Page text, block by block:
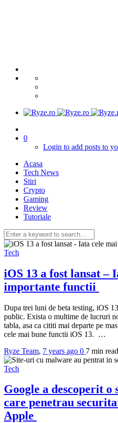
0
Login to add posts to
Acasa
Tech News
Stiri
Crypto
Gaming
Review
Tutoriale
Tech
iOS 13 a fost lansat –
importante functii
Dupa trei luni de beta testing, iOS
public. Exista o multime de lucruri
tabla, asa ca cititi mai departe pe
cele mai bune functii iOS 13. …
Ryze Team, 7 years ago 0 7 min read
Tech
Google a descoperit o
care penetrau
Apple